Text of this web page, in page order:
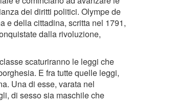
dei diritti politici. Olympe de
e della cittadina, scritta nel 1791,
dalla rivoluzione,
scaturiranno le leggi che
E fra tutte quelle leggi,
Una di esse, varata nel
di sesso sia maschile che